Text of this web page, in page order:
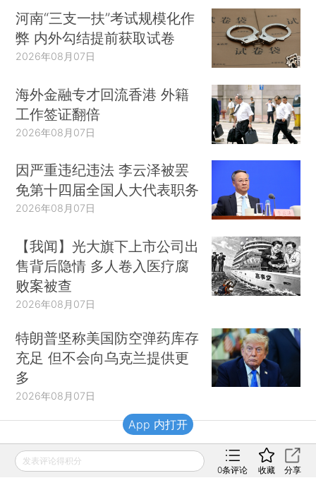
河南“三支一扶”考试规模化作
弊 内外勾结提前获取试卷
2026年08月07日
海外金融专才回流香港 外籍
工作签证翻倍
2026年08月07日
因严重违纪违法 李云泽被罢
免第十四届全国人大代表职务
2026年08月07日
【我闻】光大旗下上市公司出
售背后隐情 多人卷入医疗腐
败案被查
2026年08月07日
特朗普坚称美国防空弹药库存
充足 但不会向乌克兰提供更
多
2026年08月07日
财新移动
发表评论得积分
0条评论 收藏 分享
App 内打开